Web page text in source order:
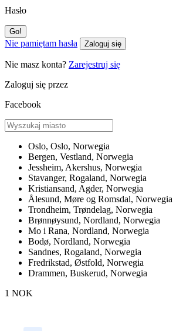
Hasło
Nie pamiętam hasła Zaloguj się
Nie masz konta? Zarejestruj się
Zaloguj się przez
Facebook
Oslo, Oslo, Norwegia
Bergen, Vestland, Norwegia
Jessheim, Akershus, Norwegia
Stavanger, Rogaland, Norwegia
Kristiansand, Agder, Norwegia
Ålesund, Møre og Romsdal, Norwegia
Trondheim, Trøndelag, Norwegia
Brønnøysund, Nordland, Norwegia
Mo i Rana, Nordland, Norwegia
Bodø, Nordland, Norwegia
Sandnes, Rogaland, Norwegia
Fredrikstad, Østfold, Norwegia
Drammen, Buskerud, Norwegia
1 NOK